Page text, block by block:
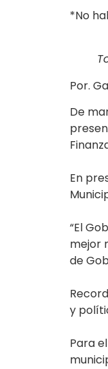
*No
Por.
De
En
“El
mejor
de
y
Para